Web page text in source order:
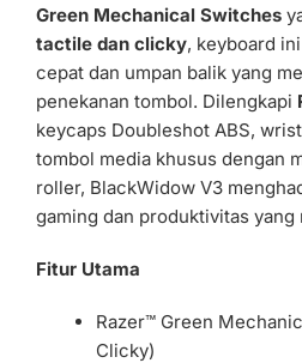
Green Mechanical Switches
tactile dan clicky, keyboard
cepat dan umpan balik yang
penekanan tombol. Dilengkapi
keycaps Doubleshot ABS,
tombol media khusus dengan
roller, BlackWidow V3
gaming dan produktivitas yang
Fitur Utama
Razer™ Green
Clicky)